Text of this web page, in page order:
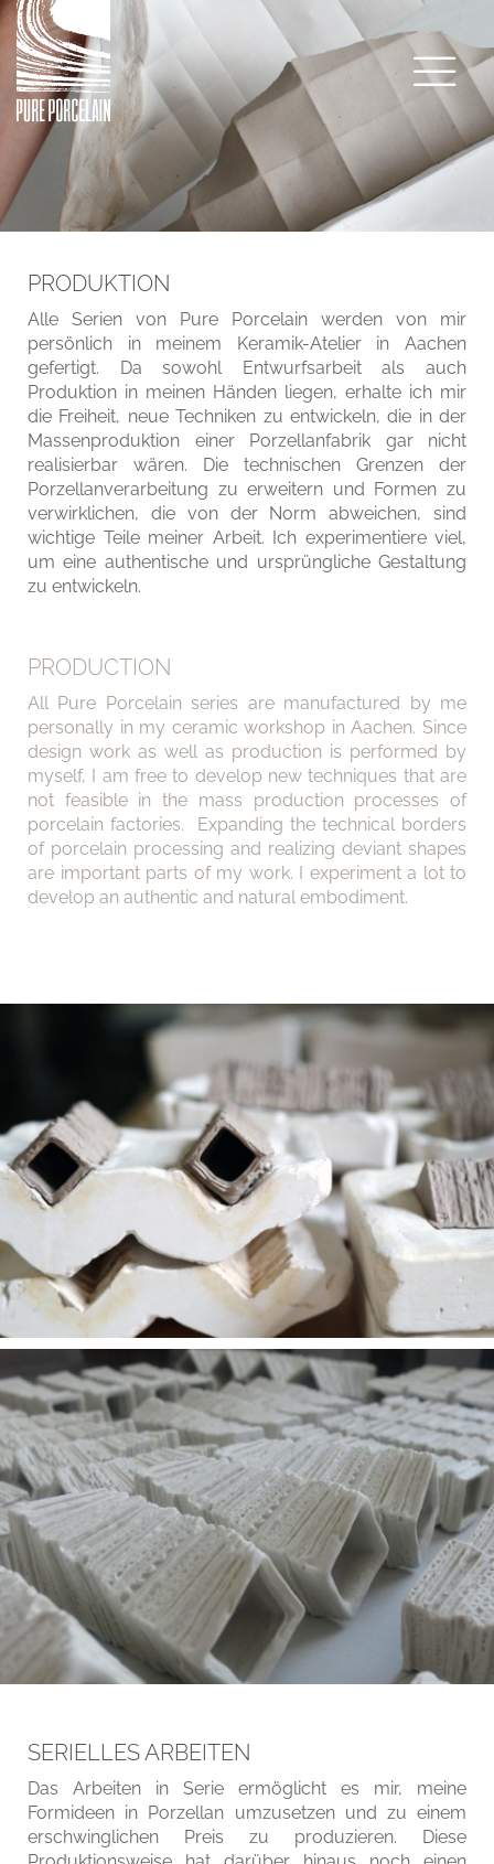
PRODUKTION
Alle Serien von Pure Porcelain werden von mir
persönlich in meinem Keramik-Atelier in Aachen
gefertigt. Da sowohl Entwurfsarbeit als auch
Produktion in meinen Händen liegen, erhalte ich mir
die Freiheit, neue Techniken zu entwickeln, die in der
Massenproduktion einer Porzellanfabrik gar nicht
realisierbar wären. Die technischen Grenzen der
Porzellanverarbeitung zu erweitern und Formen zu
verwirklichen, die von der Norm abweichen, sind
wichtige Teile meiner Arbeit. Ich experimentiere viel,
um eine authentische und ursprüngliche Gestaltung
zu entwickeln.
PRODUCTION
All Pure Porcelain series are manufactured by me
personally in my ceramic workshop in Aachen. Since
design work as well as production is performed by
myself, I am free to develop new techniques that are
not feasible in the mass production processes of
porcelain factories. Expanding the technical borders
of porcelain processing and realizing deviant shapes
are important parts of my work. I experiment a lot to
develop an authentic and natural embodiment.
SERIELLES ARBEITEN
Das Arbeiten in Serie ermöglicht es mir, meine
Formideen in Porzellan umzusetzen und zu einem
erschwinglichen Preis zu produzieren. Diese